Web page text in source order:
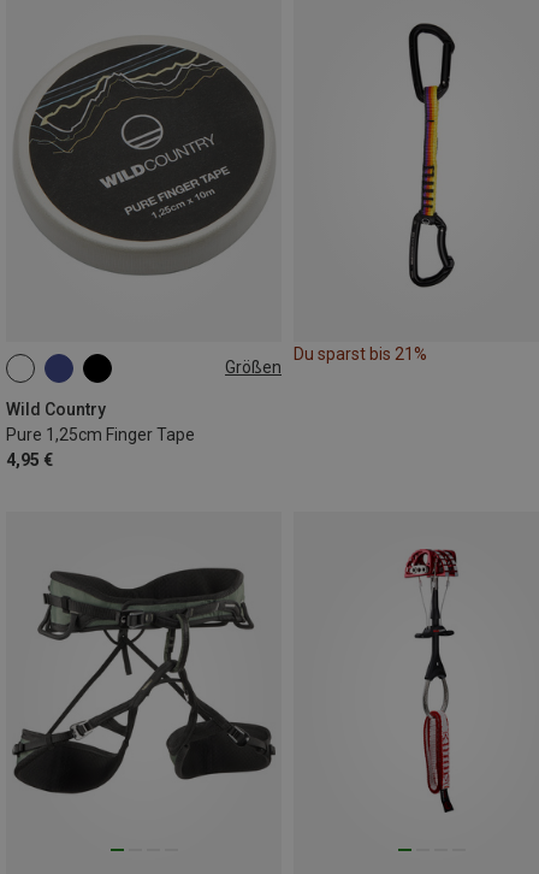
Größen
Wild Country
Pure 1,25cm Finger Tape
4,95 €
10M
Du sparst bis 21%